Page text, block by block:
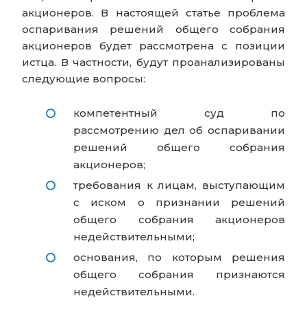
акционеров. В настоящей статье проблема
оспаривания решений общего собрания
акционеров будет рассмотрена с позиции
истца. В частности, будут проанализированы
следующие вопросы:
компетентный суд по
рассмотрению дел об оспаривании
решений общего собрания
акционеров;
требования к лицам, выступающим
с иском о признании решений
общего собрания акционеров
недействительными;
основания, по которым решения
общего собрания признаются
недействительными.